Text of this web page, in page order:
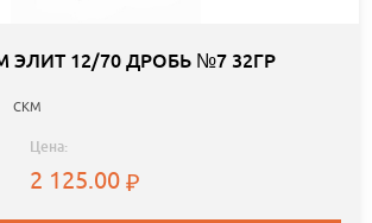
ЭЛИТ 12/70 ДРОБЬ №7 32ГР
СКМ
Цена:
2 125.00